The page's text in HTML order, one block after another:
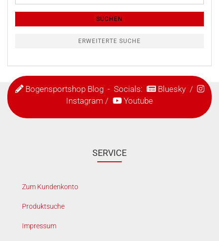
SUCHEN
ERWEITERTE SUCHE
Bogensportshop Blog- Socials: Bluesky/
Instagram / Youtube
SERVICE
Zum Kundenkonto
Produktsuche
Impressum